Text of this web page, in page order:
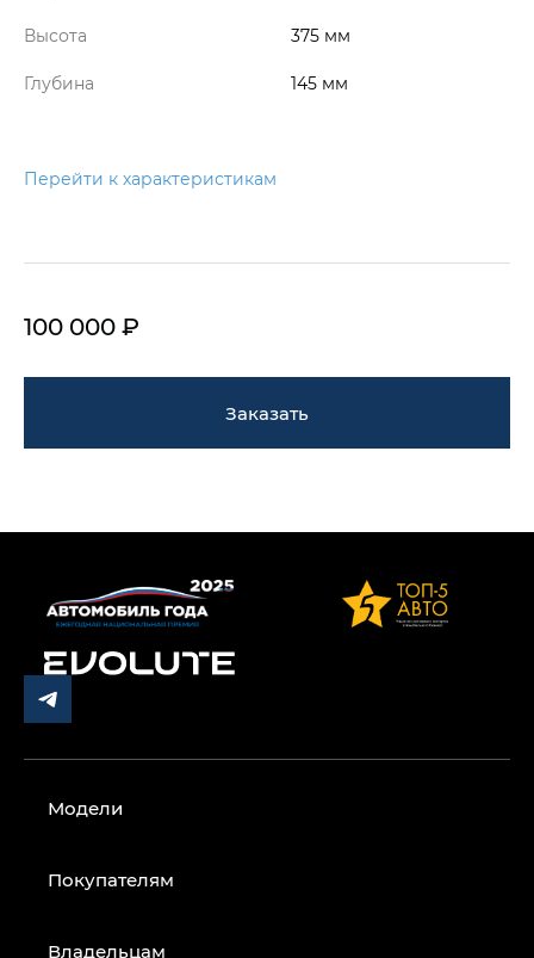
Высота 375 мм
Глубина 145 мм
Перейти к характеристикам
100 000 ₽
Заказать
Модели
Покупателям
Владельцам